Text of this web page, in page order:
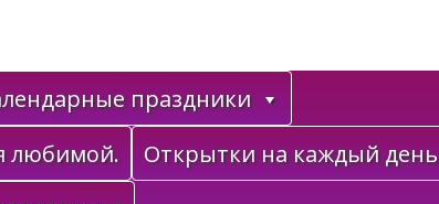
праздники
любимой.
Открытки на каждый день